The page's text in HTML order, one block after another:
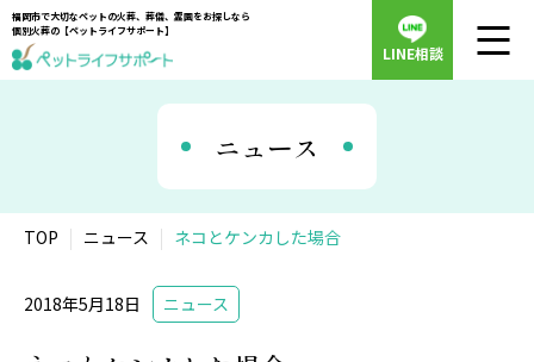
福岡市で大切なペットの火葬、葬儀、霊園をお探しなら
個別火葬の【ペットライフサポート】
LINE相談
ニュース
TOP ニュース ネコとケンカした場合
2018年5月18日 ニュース